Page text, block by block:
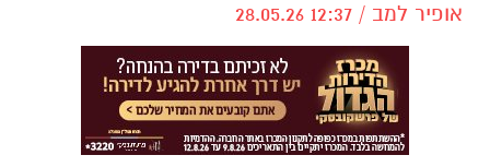
אופיר למב / 12:37 28.05.26